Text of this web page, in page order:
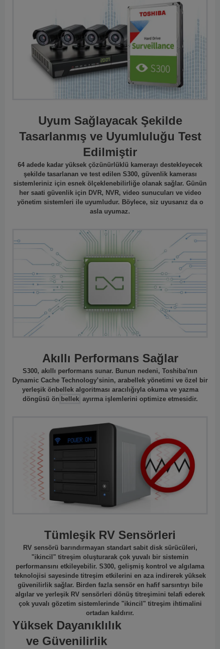
Uyum Sağlayacak Şekilde
Tasarlanmış ve Uyumluluğu Test
Edilmiştir
64 adede kadar yüksek çözünürlüklü kamerayı destekleyecek
şekilde tasarlanan ve test edilen S300, güvenlik kamerası
sistemleriniz için esnek ölçeklenebilirliğe olanak sağlar. Günün
her saati güvenlik için DVR, NVR, video sunucuları ve video
yönetim sistemleri ile uyumludur. Böylece, siz uyusanız da o
asla uyumaz.
Akıllı Performans Sağlar
S300, akıllı performans sunar. Bunun nedeni, Toshiba'nın
Dynamic Cache Technology’sinin, arabellek yönetimi ve özel bir
yerleşik önbellek algoritması aracılığıyla okuma ve yazma
döngüsü ön bellek ayırma işlemlerini optimize etmesidir.
Tümleşik RV Sensörleri
RV sensörü barındırmayan standart sabit disk sürücüleri,
"ikincil" titreşim oluşturarak çok yuvalı bir sistemin
performansını etkileyebilir. S300, gelişmiş kontrol ve algılama
teknolojisi sayesinde titreşim etkilerini en aza indirerek yüksek
güvenilirlik sağlar. Birden fazla sensör en hafif sarsıntıyı bile
algılar ve yerleşik RV sensörleri dönüş titreşimini telafi ederek
çok yuvalı gözetim sistemlerinde "ikincil" titreşim ihtimalini
ortadan kaldırır.
Yüksek Dayanıklılık
ve Güvenilirlik